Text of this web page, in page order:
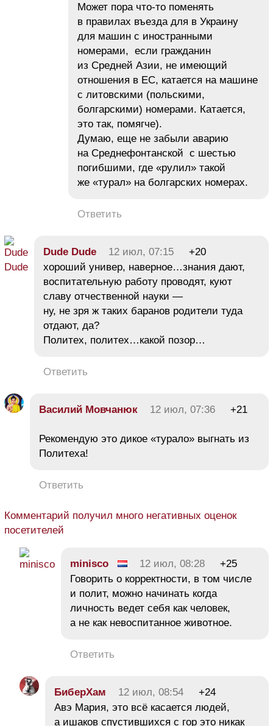
Может пора что-то поменять
в правилах въезда для в Украину
для машин с иностранными
номерами, если гражданин
из Средней Азии, не имеющий
отношения в ЕС, катается на машине
с литовскими (польскими,
болгарскими) номерами. Катается,
это так, помягче).
Думаю, еще не забыли аварию
на Среднефонтанской с шестью
погибшими, где «рулил» такой
же «турал» на болгарских номерах.
Ответить
Dude Dude 12 июл, 07:15
+20
хороший универ, наверное…знания дают,
воспитательную работу проводят, куют
славу отчественной науки —
ну, не зря ж таких баранов родители туда
отдают, да?
Политех, политех…какой позор…
Ответить
Василий Мовчанюк 12 июл, 07:36 +21
Рекомендую это дикое «турало» выгнать из
Политеха!
Ответить
Комментарий получил много негативных оценок
посетителей
minisco 12 июл, 08:28
+25
Говорить о корректности, в том числе
и полит, можно начинать когда
личность ведет себя как человек,
а не как невоспитанное животное.
Ответить
БиберХам 12 июл, 08:54
+24
Авэ Мария, это всё касается людей,
а ишаков спустившихся с гор это никак